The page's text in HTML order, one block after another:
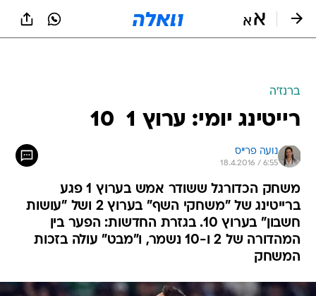
ברנז'ה
רייטינג יומי: ערוץ 1  10
נועה פרייס
18.4.2016 / 6:55
משחק הכדורגל ששודר אמש בערוץ 1 פגע
ברייטינג של "משחקי השף" בערוץ 2 ושל "עושות
חשבון" בערוץ 10. בגזרת החדשות: הפער בין
המהדורה של 2 ו-10 נשמר, ו"מבט" עולה בזכות
המשחק